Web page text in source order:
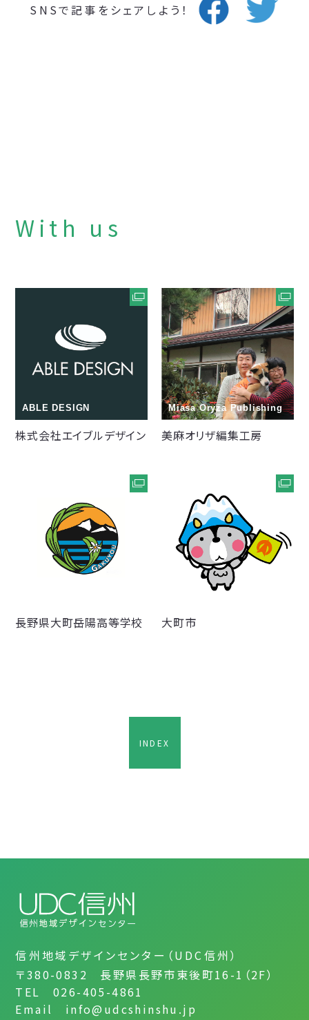
SNSで記事をシェアしよう！
With us
ABLE DESIGN
株式会社エイブルデザイン
Miasa Oryza Publishing
美麻オリザ編集工房
長野県大町岳陽高等学校 大町市
INDEX
信州地域デザインセンター（UDC信州）
〒380-0832 長野県長野市東後町16-1（2F）
TEL 026-405-4861
Email info@udcshinshu.jp